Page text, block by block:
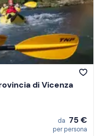
di Vicenza
da 75 €
per persona